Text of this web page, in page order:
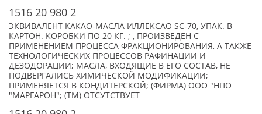
1516 20 980 2
ЭКВИВАЛЕНТ КАКАО-МАСЛА ИЛЛЕКСАО SC-70, УПАК. В
КАРТОН. КОРОБКИ ПО 20 КГ. ; , ПРОИЗВЕДЕН С
ПРИМЕНЕНИЕМ ПРОЦЕССА ФРАКЦИОНИРОВАНИЯ, А ТАКЖЕ
ТЕХНОЛОГИЧЕСКИХ ПРОЦЕССОВ РАФИНАЦИИ И
ДЕЗОДОРАЦИИ; МАСЛА, ВХОДЯЩИЕ В ЕГО СОСТАВ, НЕ
ПОДВЕРГАЛИСЬ ХИМИЧЕСКОЙ МОДИФИКАЦИИ;
ПРИМЕНЯЕТСЯ В КОНДИТЕРСКОЙ; (ФИРМА) ООО "НПО
"МАРГАРОН"; (TM) ОТСУТСТВУЕТ